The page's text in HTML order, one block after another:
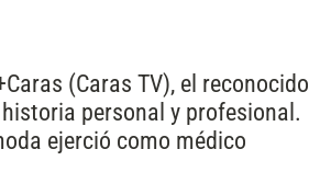
(Caras TV), el reconocido
personal y profesional.
ejerció como médico